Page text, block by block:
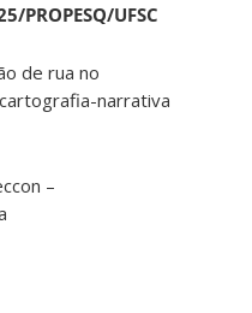
PROPESQ/UFSC
de rua no
narrativa
–